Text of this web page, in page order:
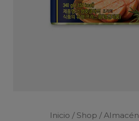
Inicio / Shop /Almacén